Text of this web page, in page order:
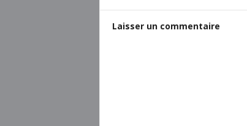
Laisser un commentaire